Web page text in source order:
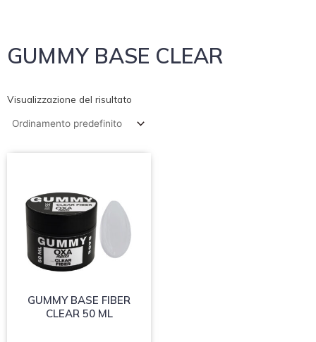
GUMMY BASE CLEAR
Visualizzazione del risultato
GUMMY BASE FIBER
CLEAR 50 ML